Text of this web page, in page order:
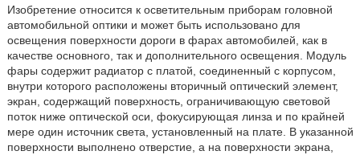
Изобретение относится к осветительным приборам головной
автомобильной оптики и может быть использовано для
освещения поверхности дороги в фарах автомобилей, как в
качестве основного, так и дополнительного освещения. Модуль
фары содержит радиатор с платой, соединенный с корпусом,
внутри которого расположены вторичный оптический элемент,
экран, содержащий поверхность, ограничивающую световой
поток ниже оптической оси, фокусирующая линза и по крайней
мере один источник света, установленный на плате. В указанной
поверхности выполнено отверстие, а на поверхности экрана,